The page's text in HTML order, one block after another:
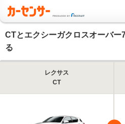
CTとエクシーガクロスオーバー
る
レクサス
CT